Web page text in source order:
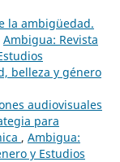
la ambigüedad.
Ambigua: Revista
belleza y género
audiovisuales
para
, Ambigua:
y Estudios